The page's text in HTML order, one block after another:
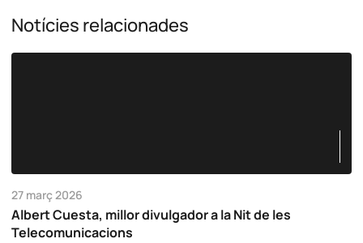
Notícies relacionades
27 març 2026
Albert Cuesta, millor divulgador a la Nit de les
Telecomunicacions